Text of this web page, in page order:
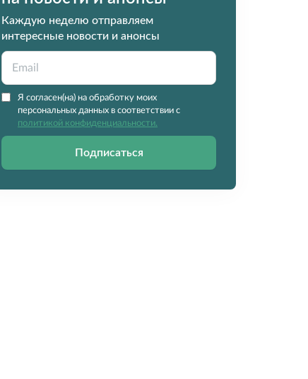
Каждую неделю отправляем
интересные новости и анонсы
Я согласен(на) на обработку моих
персональных данных в соответствии с
политикой конфиденциальности.
Подписаться